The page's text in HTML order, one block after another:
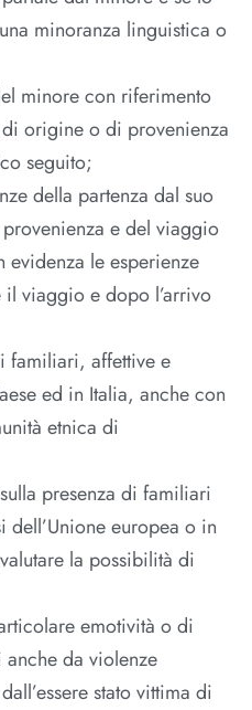
minoranza linguistica o
minore con riferimento
di origine o di provenienza
seguito;
della partenza dal suo
e del viaggio
evidenza le esperienze
il viaggio e dopo l’arrivo
familiari, affettive e
ed in Italia, anche con
etnica di
presenza di familiari
dell’Unione europea o in
la possibilità di
emotività o di
da violenze
stato vittima di